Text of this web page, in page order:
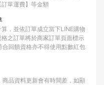
單運費】等金額
，並依訂單成立當下LINE購物
之訂單將於商家訂單頁面標示
合回饋資格亦不得使用點數紅包
品資料更新會有時間差，如顯